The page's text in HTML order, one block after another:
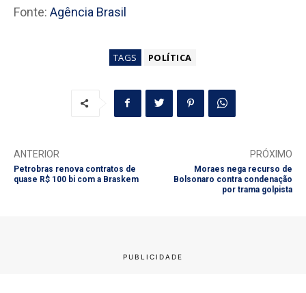
Fonte: Agência Brasil
TAGS POLÍTICA
ANTERIOR
Petrobras renova contratos de
quase R$ 100 bi com a Braskem
PRÓXIMO
Moraes nega recurso de
Bolsonaro contra condenação
por trama golpista